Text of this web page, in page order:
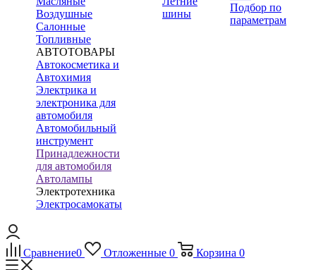
Воздушные
Салонные
Топливные
АВТОТОВАРЫ
Автокосметика и
Автохимия
Электрика и
электроника для
автомобиля
Автомобильный
инструмент
Принадлежности
для автомобиля
Автолампы
Электротехника
Электросамокаты
шины
Подбор по
параметрам
Сравнение0 Отложенные 0 Корзина 0